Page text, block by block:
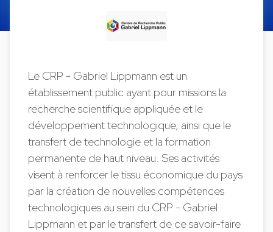
Le CRP - Gabriel Lippmann est un
établissement public ayant pour missions la
recherche scientifique appliquée et le
développement technologique, ainsi que le
transfert de technologie et la formation
permanente de haut niveau. Ses activités
visent à renforcer le tissu économique du pays
par la création de nouvelles compétences
technologiques au sein du CRP - Gabriel
Lippmann et par le transfert de ce savoir-faire